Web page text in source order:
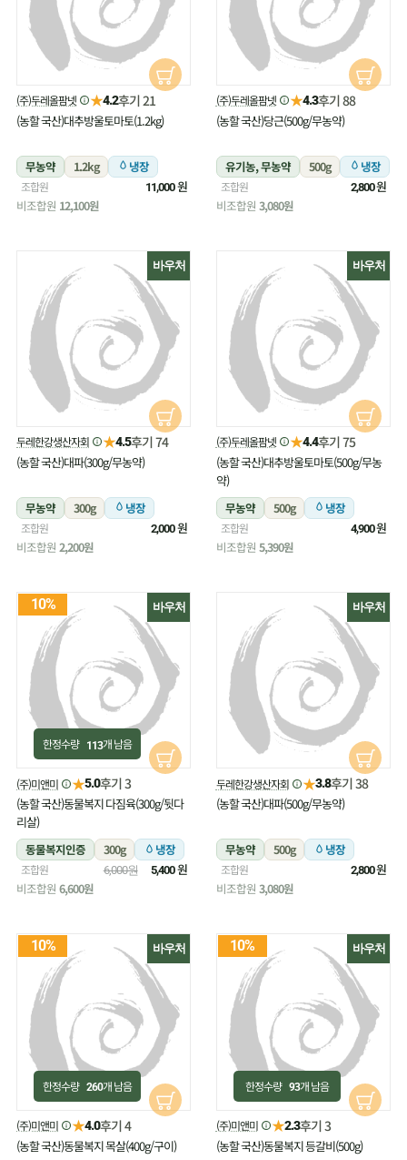
(주)두레올팜넷 ★4.3후기 88
(농할 국산)당근(500g/무농약)
유기농, 무농약 500g 냉장
조합원 2,800원
비조합원 3,080원
(주)두레올팜넷 ★4.2후기 21
(농할 국산)대추방울토마토(1.2kg)
무농약 1.2kg 냉장
조합원 11,000원
비조합원 12,100원
바우처
(주)두레올팜넷 ★4.4후기 75
(농할 국산)대추방울토마토(500g/무농
약)
무농약
500g 냉장
조합원 4,900원
비조합원 5,390원
바우처
두레한강생산자회 ★4.5후기 74
(농할 국산)대파(300g/무농약)
무농약 300g 냉장
조합원 2,000원
비조합원 2,200원
바우처
두레한강생산자회 ★3.8후기 38
(농할 국산)대파(500g/무농약)
무농약 500g 냉장
조합원 2,800원
비조합원 3,080원
바우처
10%
한정수량 113개 남음
(주)미앤미 ★5.0후기 3
(농할 국산)동물복지 다짐육(300g/뒷다
리살)
동물복지인증
300g 냉장
조합원 6,000원 5,400원
비조합원 6,600원
바우처
10%
한정수량 93개 남음
(주)미앤미 ★2.3후기 3
(농할 국산)동물복지 등갈비(500g)
바우처
10%
한정수량 260개 남음
(주)미앤미 ★4.0후기 4
(농할 국산)동물복지 목살(400g/구이)